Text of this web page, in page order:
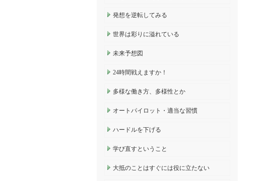
発想を逆転してみる
世界は彩りに溢れている
未来予想図
24時間戦えますか！
多様な働き方、多様性とか
オートパイロット・適当な習慣
ハードルを下げる
学び直すということ
大抵のことはすぐには役に立たない